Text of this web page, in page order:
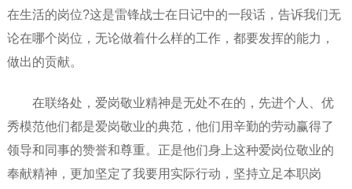
在生活的岗位?这是雷锋战士在日记中的一段话，告诉我们无
论在哪个岗位，无论做着什么样的工作，都要发挥的能力，
做出的贡献。
在联络处，爱岗敬业精神是无处不在的，先进个人、优
秀模范他们都是爱岗敬业的典范，他们用辛勤的劳动赢得了
领导和同事的赞誉和尊重。正是他们身上这种爱岗位敬业的
奉献精神，更加坚定了我要用实际行动，坚持立足本职岗